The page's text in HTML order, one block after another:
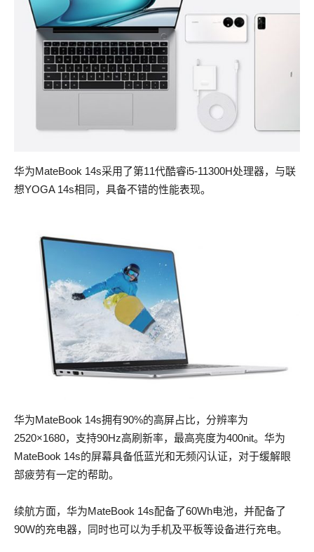
华为MateBook 14s采用了第11代酷睿i5-11300H处理器，与联
想YOGA 14s相同，具备不错的性能表现。
华为MateBook 14s拥有90%的高屏占比，分辨率为
2520×1680，支持90Hz高刷新率，最高亮度为400nit。华为
MateBook 14s的屏幕具备低蓝光和无频闪认证，对于缓解眼
部疲劳有一定的帮助。
续航方面，华为MateBook 14s配备了60Wh电池，并配备了
90W的充电器，同时也可以为手机及平板等设备进行充电。